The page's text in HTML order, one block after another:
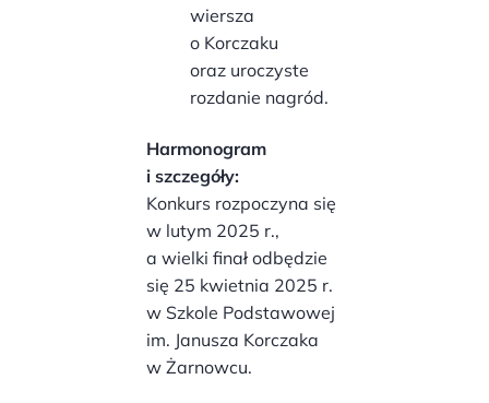
wiersza
o Korczaku
oraz uroczyste
rozdanie nagród.
Harmonogram
i szczegóły:
Konkurs rozpoczyna się
w lutym 2025 r.,
a wielki finał odbędzie
się 25 kwietnia 2025 r.
w Szkole Podstawowej
im. Janusza Korczaka
w Żarnowcu.